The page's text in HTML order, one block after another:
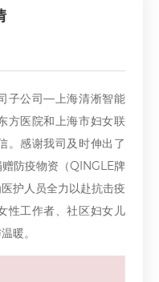
子公司—上海清淅智能
方医院和上海市妇女联
。感谢我司及时伸出了
防疫物资（QINGLE牌
护人员全力以赴抗击疫
性工作者、社区妇女儿
暖。